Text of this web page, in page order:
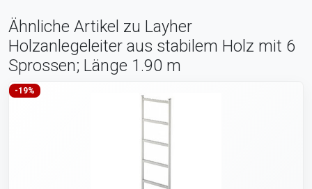
Ähnliche Artikel zu Layher
Holzanlegeleiter aus stabilem Holz mit 6
Sprossen; Länge 1.90 m
-19%